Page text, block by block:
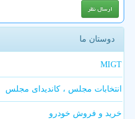
دوستان ما
MIGT
انتخابات مجلس ، کاندیدای مجلس
خرید و فروش خودرو